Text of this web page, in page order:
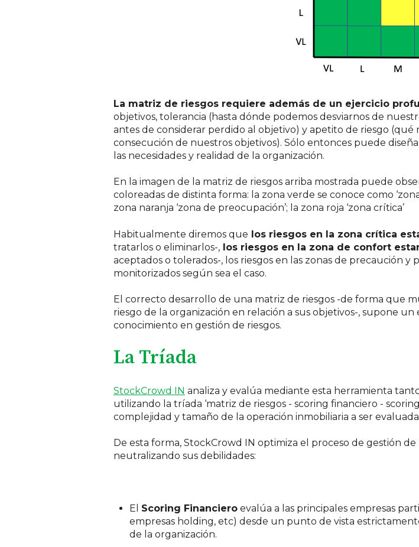
La matriz de riesgos requiere además de un ejercicio
objetivos, tolerancia (hasta dónde podemos desviarnos de
antes de considerar perdido al objetivo) y apetito de riesgo (qué
consecución de nuestros objetivos). Sólo entonces puede
las necesidades y realidad de la organización.
En la imagen de la matriz de riesgos arriba mostrada puede
coloreadas de distinta forma: la zona verde se conoce como
zona naranja ‘zona de preocupación’; la zona roja ‘zona crítica’
Habitualmente diremos que los riesgos en la zona crítica
tratarlos o eliminarlos-, los riesgos en la zona de confort
aceptados o tolerados-, los riesgos en las zonas de precaución
monitorizados según sea el caso.
El correcto desarrollo de una matriz de riesgos -de forma que
riesgo de la organización en relación a sus objetivos-, supone
conocimiento en gestión de riesgos.
La Tríada
StockCrowd IN analiza y evalúa mediante esta herramienta
utilizando la tríada ‘matriz de riesgos - scoring financiero -
complejidad y tamaño de la operación inmobiliaria a ser
De esta forma, StockCrowd IN optimiza el proceso de gestión
neutralizando sus debilidades:
El Scoring Financiero evalúa a las principales empresas
empresas holding, etc) desde un punto de vista
de la organización.